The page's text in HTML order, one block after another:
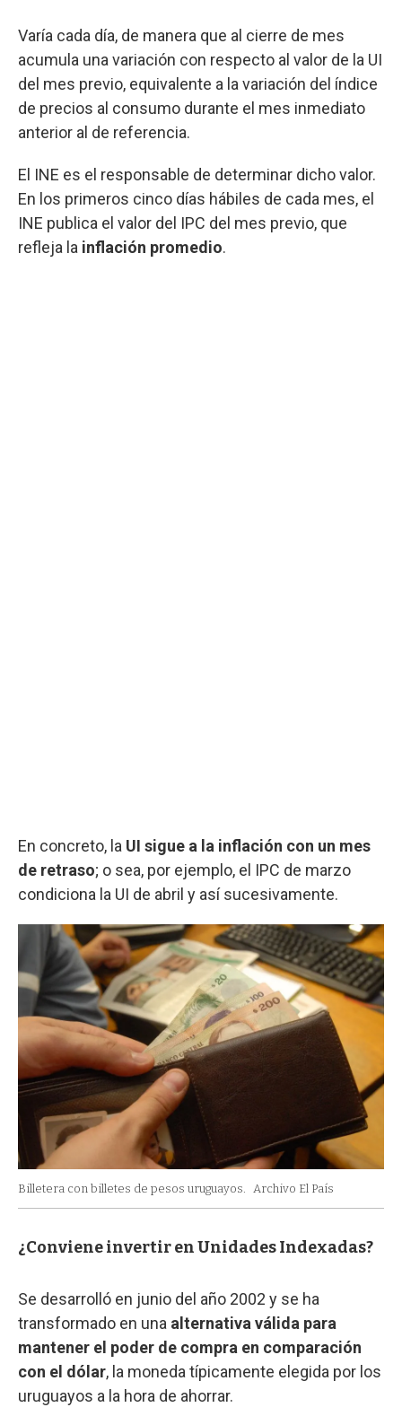
Varía cada día, de manera que al cierre de mes
acumula una variación con respecto al valor de la UI
del mes previo, equivalente a la variación del índice
de precios al consumo durante el mes inmediato
anterior al de referencia.
El INE es el responsable de determinar dicho valor.
En los primeros cinco días hábiles de cada mes, el
INE publica el valor del IPC del mes previo, que
refleja la inflación promedio.
En concreto, la UI sigue a la inflación con un mes
de retraso; o sea, por ejemplo, el IPC de marzo
condiciona la UI de abril y así sucesivamente.
Billetera con billetes de pesos uruguayos. Archivo El País
¿Conviene invertir en Unidades Indexadas?
Se desarrolló en junio del año 2002 y se ha
transformado en una alternativa válida para
mantener el poder de compra en comparación
con el dólar, la moneda típicamente elegida por los
uruguayos a la hora de ahorrar.